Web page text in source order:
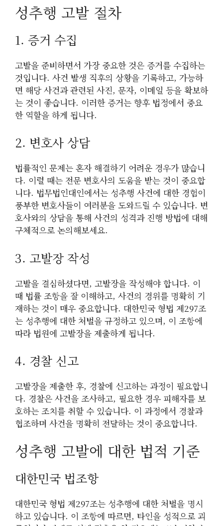
성추행 고발 절차
1. 증거 수집
고발을 준비하면서 가장 중요한 것은 증거를 수집하는
것입니다. 사건 발생 직후의 상황을 기록하고, 가능하
면 해당 사건과 관련된 사진, 문자, 이메일 등을 확보하
는 것이 좋습니다. 이러한 증거는 향후 법정에서 중요
한 역할을 하게 됩니다.
2. 변호사 상담
법률적인 문제는 혼자 해결하기 어려운 경우가 많습니
다. 이럴 때는 전문 변호사의 도움을 받는 것이 중요합
니다. 법무법인대인에서는 성추행 사건에 대한 경험이
풍부한 변호사들이 여러분을 도와드릴 수 있습니다. 변
호사와의 상담을 통해 사건의 성격과 진행 방법에 대해
구체적으로 논의해보세요.
3. 고발장 작성
고발을 결심하셨다면, 고발장을 작성해야 합니다. 이
때 법률 조항을 잘 이해하고, 사건의 경위를 명확히 기
재하는 것이 매우 중요합니다. 대한민국 형법 제297조
는 성추행에 대한 처벌을 규정하고 있으며, 이 조항에
따라 법원에 고발장을 제출하게 됩니다.
4. 경찰 신고
고발장을 제출한 후, 경찰에 신고하는 과정이 필요합니
다. 경찰은 사건을 조사하고, 필요한 경우 피해자를 보
호하는 조치를 취할 수 있습니다. 이 과정에서 경찰과
협조하며 사건을 명확히 전달하는 것이 중요합니다.
성추행 고발에 대한 법적 기준
대한민국 법조항
대한민국 형법 제297조는 성추행에 대한 처벌을 명시
하고 있습니다. 이 조항에 따르면, 타인을 성적으로 괴